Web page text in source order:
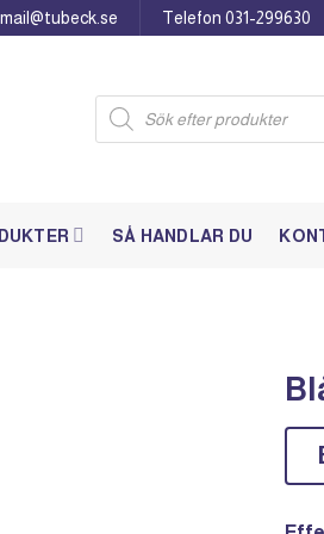
Telefon 031-299630
Products
search
SÅ HANDLAR DU